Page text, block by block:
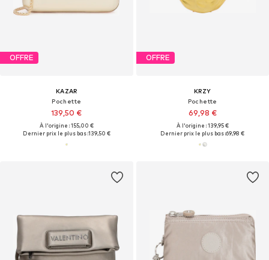
OFFRE
KAZAR
Pochette
139,50 €
À l'origine : 155,00 €
Dernier prix le plus bas :139,50 €
OFFRE
KRZY
Pochette
69,98 €
À l'origine : 139,95 €
Dernier prix le plus bas :69,98 €